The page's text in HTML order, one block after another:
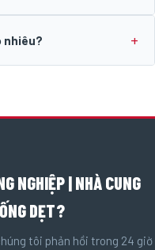
nhiêu?
NGHIỆP | NHÀ CUNG
DẸT?
tôi phản hồi trong 24 giờ